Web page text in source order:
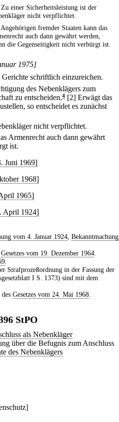
einer Sicherheitsleistung ist der
nicht verpflichtet.
fremder Staaten kann das
auch dann gewährt werden,
die Gegenseitigkeit nicht verbürgt ist.
1975]
schriftlich einzureichen.
des Nebenklägers zum
zu entscheiden.4 [2] Erwägt das
so entscheidet es zunächst
nicht verpflichtet.
Armenrecht auch dann gewährt
ist.
Juni 1969]
1968]
1965]
April 1924]
vom 4. Januar 1924, Bekanntmachung
Gesetzes vom 19. Dezember 1964.
.
Strafprozeßordnung in der Fassung der
I S. 1373) sind mit dem
Gesetzes vom 24. Mai 1968.
StPO
als Nebenkläger
über die Befugnis zum Anschluss
des Nebenklägers
]